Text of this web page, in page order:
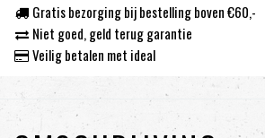
Gratis bezorging bij bestelling boven €60,-
Niet goed, geld terug garantie
Veilig betalen met ideal